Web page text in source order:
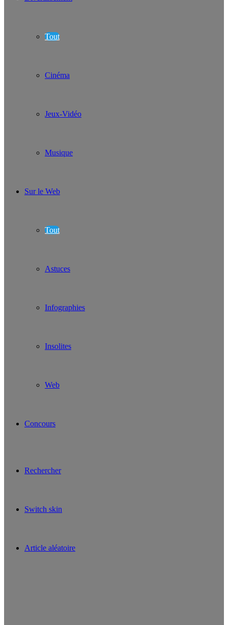
Tout
Cinéma
Jeux-Vidéo
Musique
Sur le Web
Tout
Astuces
Infographies
Insolites
Web
Concours
Rechercher
Switch skin
Article aléatoire